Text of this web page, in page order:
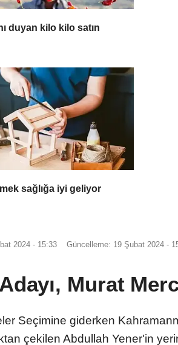
duyan kilo kilo satın
sağlığa iyi geliyor
2024 - 15:33 Güncelleme: 19 Şubat 2024 -
Murat
Seçimine giderken
çekilen Abdullah Yener'in